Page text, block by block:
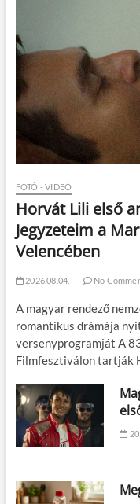
FOTÓ - VIDEÓ
Horvát Lili első
Jegyzeteim a
Velencében
2026.08.04. No
A magyar rendező
romantikus drámája
versenyprogramját A
Filmfesztiválon tartják